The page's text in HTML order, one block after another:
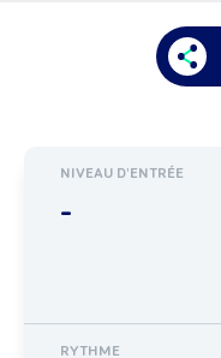
NIVEAU D'ENTRÉE
-
RYTHME